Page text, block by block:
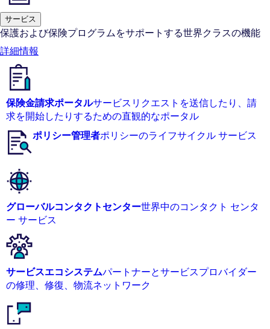
サービス
保護および保険プログラムをサポートする世界クラスの機能
詳細情報
保険金請求ポータルサービスリクエストを送信したり、請
求を開始したりするための直観的なポータル
ポリシー管理者ポリシーのライフサイクル サービス
グローバルコンタクトセンター世界中のコンタクト センタ
ー サービス
サービスエコシステムパートナーとサービスプロバイダー
の修理、修復、物流ネットワーク